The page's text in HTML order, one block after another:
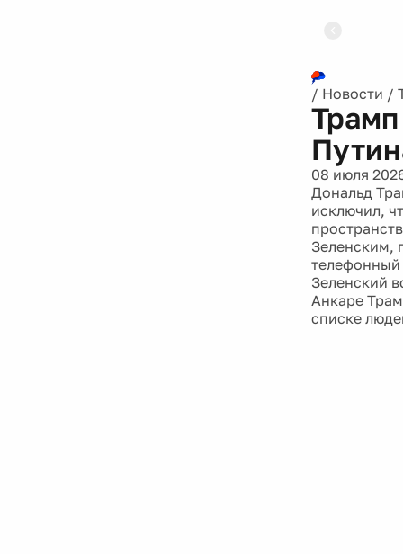
/ Новости /
08 июля
Дональд
исключил,
Зеленским,
Зеленский
Анкаре
списке